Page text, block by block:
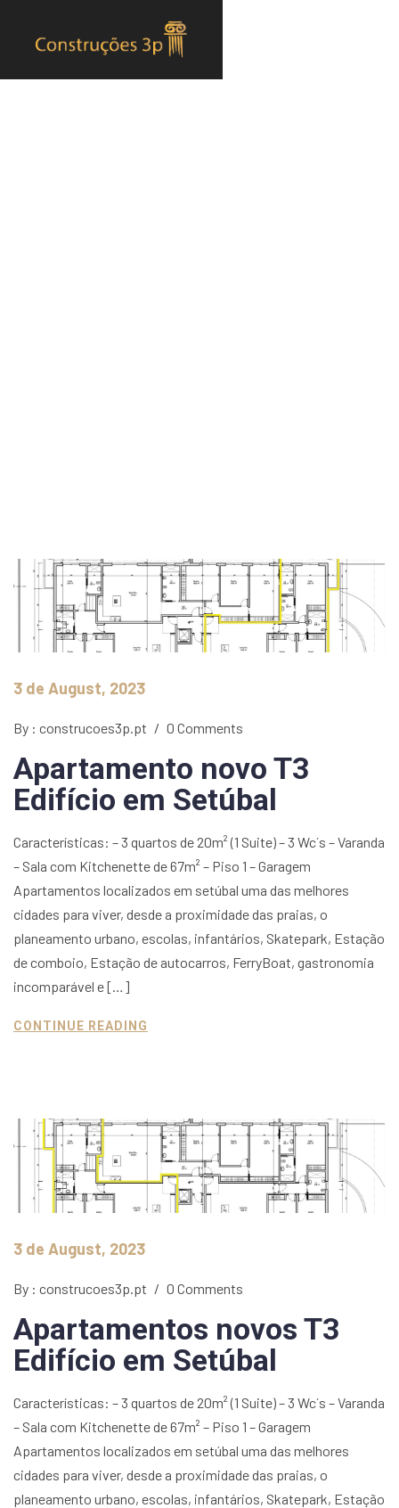
3 de August, 2023
By : construcoes3p.pt / 0 Comments
Apartamento novo T3
Edifício em Setúbal
Características: – 3 quartos de 20m² (1 Suite) – 3 Wc´s – Varanda
– Sala com Kitchenette de 67m² – Piso 1 – Garagem
Apartamentos localizados em setúbal uma das melhores
cidades para viver, desde a proximidade das praias, o
planeamento urbano, escolas, infantários, Skatepark, Estação
de comboio, Estação de autocarros, FerryBoat, gastronomia
incomparável e […]
CONTINUE READING
3 de August, 2023
By : construcoes3p.pt / 0 Comments
Apartamentos novos T3
Edifício em Setúbal
Características: – 3 quartos de 20m² (1 Suite) – 3 Wc´s – Varanda
– Sala com Kitchenette de 67m² – Piso 1 – Garagem
Apartamentos localizados em setúbal uma das melhores
cidades para viver, desde a proximidade das praias, o
planeamento urbano, escolas, infantários, Skatepark, Estação